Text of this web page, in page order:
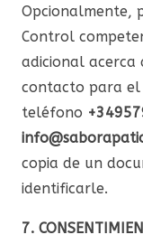
Opcionalmente,
Control
adicional acerca
contacto para el
teléfono +
copia de un
identificarle.
7.